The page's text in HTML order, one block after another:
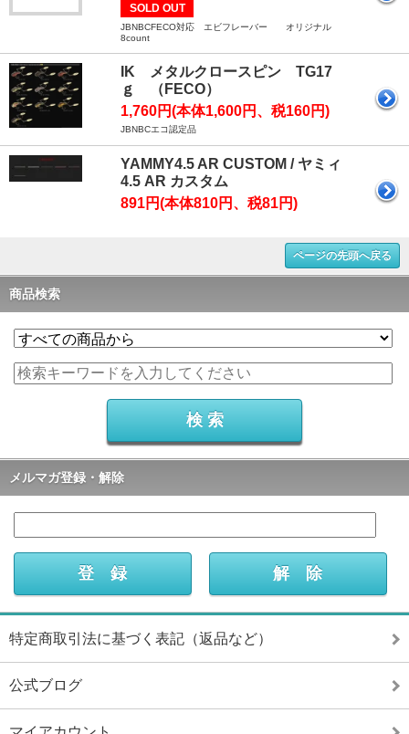
SOLD OUT
JBNBCFECO対応 エビフレーバー オリジナル
8count
IK メタルクロースピン TG17
ｇ （FECO）
1,760円(本体1,600円、税160円)
JBNBCエコ認定品
YAMMY4.5 AR CUSTOM / ヤミィ
4.5 AR カスタム
891円(本体810円、税81円)
ページの先頭へ戻る
商品検索
メルマガ登録・解除
特定商取引法に基づく表記（返品など）
公式ブログ